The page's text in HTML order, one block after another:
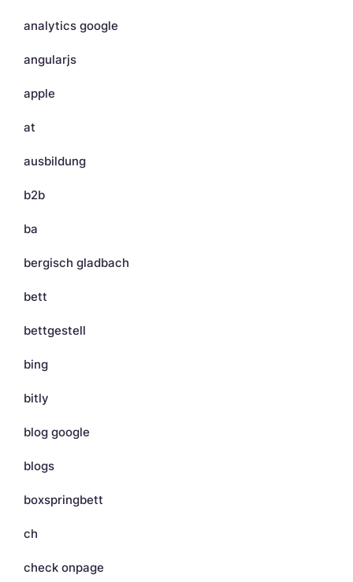
analytics google
angularjs
apple
at
ausbildung
b2b
ba
bergisch gladbach
bett
bettgestell
bing
bitly
blog google
blogs
boxspringbett
ch
check onpage